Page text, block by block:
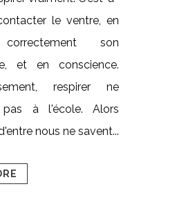
le ventre, en
son
et en conscience.
respirer ne
pas à l'école. Alors
nous ne savent...